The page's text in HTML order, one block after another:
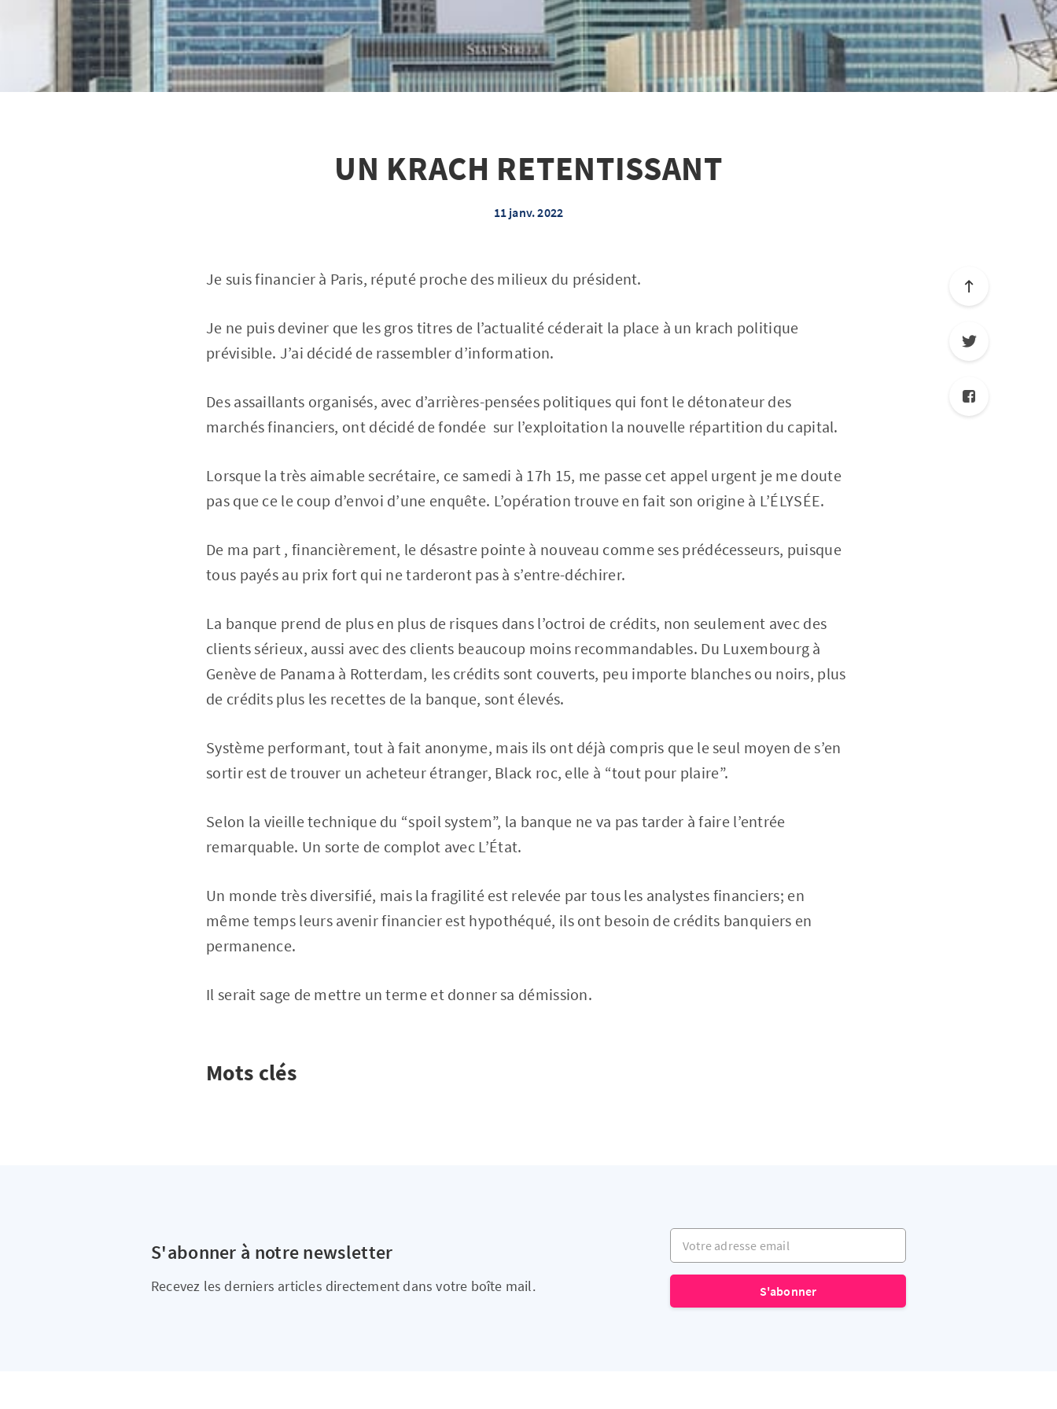
UN KRACH RETENTISSANT
11 janv. 2022
Je suis financier à Paris, réputé proche des milieux du président.
Je ne puis deviner que les gros titres de l’actualité céderait la place à un krach politique
prévisible. J’ai décidé de rassembler d’information.
Des assaillants organisés, avec d’arrières-pensées politiques qui font le détonateur des
marchés financiers, ont décidé de fondée sur l’exploitation la nouvelle répartition du capital.
Lorsque la très aimable secrétaire, ce samedi à 17h 15, me passe cet appel urgent je me doute
pas que ce le coup d’envoi d’une enquête. L’opération trouve en fait son origine à L’ÉLYSÉE.
De ma part , financièrement, le désastre pointe à nouveau comme ses prédécesseurs, puisque
tous payés au prix fort qui ne tarderont pas à s’entre-déchirer.
La banque prend de plus en plus de risques dans l’octroi de crédits, non seulement avec des
clients sérieux, aussi avec des clients beaucoup moins recommandables. Du Luxembourg à
Genève de Panama à Rotterdam, les crédits sont couverts, peu importe blanches ou noirs, plus
de crédits plus les recettes de la banque, sont élevés.
Système performant, tout à fait anonyme, mais ils ont déjà compris que le seul moyen de s’en
sortir est de trouver un acheteur étranger, Black roc, elle à “tout pour plaire”.
Selon la vieille technique du “spoil system”, la banque ne va pas tarder à faire l’entrée
remarquable. Un sorte de complot avec L’État.
Un monde très diversifié, mais la fragilité est relevée par tous les analystes financiers; en
même temps leurs avenir financier est hypothéqué, ils ont besoin de crédits banquiers en
permanence.
Il serait sage de mettre un terme et donner sa démission.
Mots clés
S'abonner à notre newsletter
Recevez les derniers articles directement dans votre boîte mail.
Votre adresse email
S'abonner